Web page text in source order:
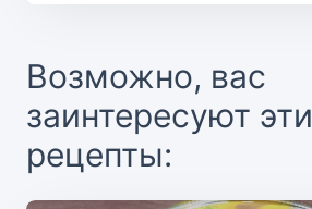
Возможно, вас
заинтересуют эти
рецепты: